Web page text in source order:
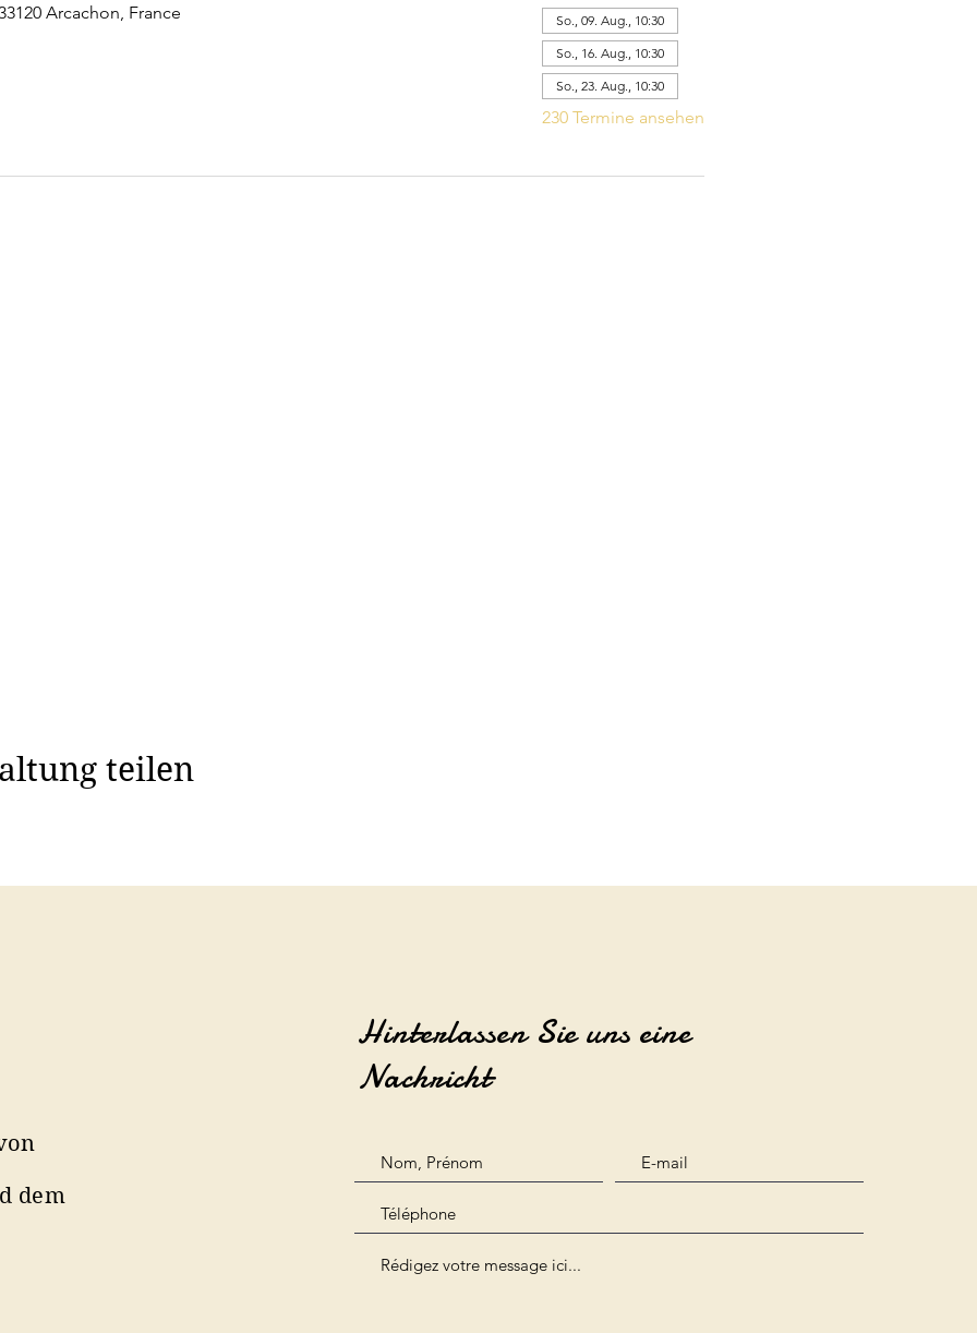
Arcachon, France
So., 09. Aug., 10:30
So., 16. Aug., 10:30
So., 23. Aug., 10:30
230 Termine ansehen
teilen
dem
Hinterlassen Sie uns eine
Nachricht